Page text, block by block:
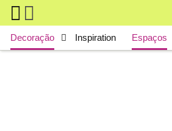
Skip to main content
Main navigation
Decoração Inspiration Espaços